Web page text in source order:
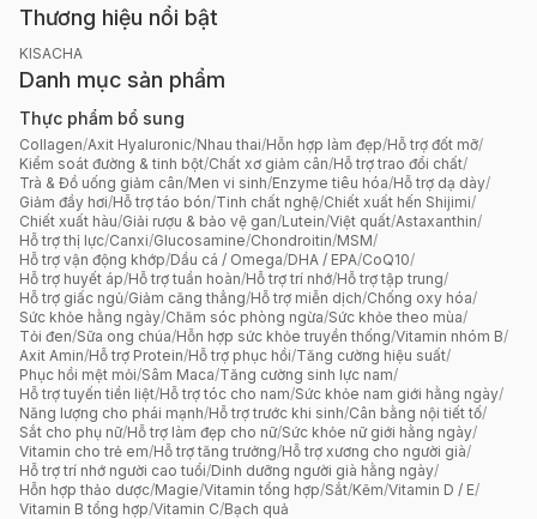
Thương hiệu nổi bật
KISACHA
Danh mục sản phẩm
Thực phẩm bổ sung
Collagen/Axit Hyaluronic/Nhau thai/Hỗn hợp làm đẹp/Hỗ trợ đốt mỡ/
Kiểm soát đường & tinh bột/Chất xơ giảm cân/Hỗ trợ trao đổi chất/
Trà & Đồ uống giảm cân/Men vi sinh/Enzyme tiêu hóa/Hỗ trợ dạ dày/
Giảm đầy hơi/Hỗ trợ táo bón/Tinh chất nghệ/Chiết xuất hến Shijimi/
Chiết xuất hàu/Giải rượu & bảo vệ gan/Lutein/Việt quất/Astaxanthin/
Hỗ trợ thị lực/Canxi/Glucosamine/Chondroitin/MSM/
Hỗ trợ vận động khớp/Dầu cá / Omega/DHA / EPA/CoQ10/
Hỗ trợ huyết áp/Hỗ trợ tuần hoàn/Hỗ trợ trí nhớ/Hỗ trợ tập trung/
Hỗ trợ giấc ngủ/Giảm căng thẳng/Hỗ trợ miễn dịch/Chống oxy hóa/
Sức khỏe hằng ngày/Chăm sóc phòng ngừa/Sức khỏe theo mùa/
Tỏi đen/Sữa ong chúa/Hỗn hợp sức khỏe truyền thống/Vitamin nhóm B/
Axit Amin/Hỗ trợ Protein/Hỗ trợ phục hồi/Tăng cường hiệu suất/
Phục hồi mệt mỏi/Sâm Maca/Tăng cường sinh lực nam/
Hỗ trợ tuyến tiền liệt/Hỗ trợ tóc cho nam/Sức khỏe nam giới hằng ngày/
Năng lượng cho phái mạnh/Hỗ trợ trước khi sinh/Cân bằng nội tiết tố/
Sắt cho phụ nữ/Hỗ trợ làm đẹp cho nữ/Sức khỏe nữ giới hằng ngày/
Vitamin cho trẻ em/Hỗ trợ tăng trưởng/Hỗ trợ xương cho người già/
Hỗ trợ trí nhớ người cao tuổi/Dinh dưỡng người già hằng ngày/
Hỗn hợp thảo dược/Magie/Vitamin tổng hợp/Sắt/Kẽm/Vitamin D / E/
Vitamin B tổng hợp/Vitamin C/Bạch quả